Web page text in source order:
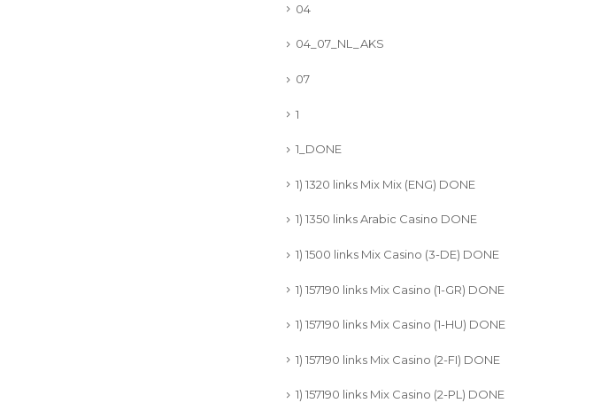
04
04_07_NL_AKS
07
1
1_DONE
1) 1320 links Mix Mix (ENG) DONE
1) 1350 links Arabic Casino DONE
1) 1500 links Mix Casino (3-DE) DONE
1) 157190 links Mix Casino (1-GR) DONE
1) 157190 links Mix Casino (1-HU) DONE
1) 157190 links Mix Casino (2-FI) DONE
1) 157190 links Mix Casino (2-PL) DONE